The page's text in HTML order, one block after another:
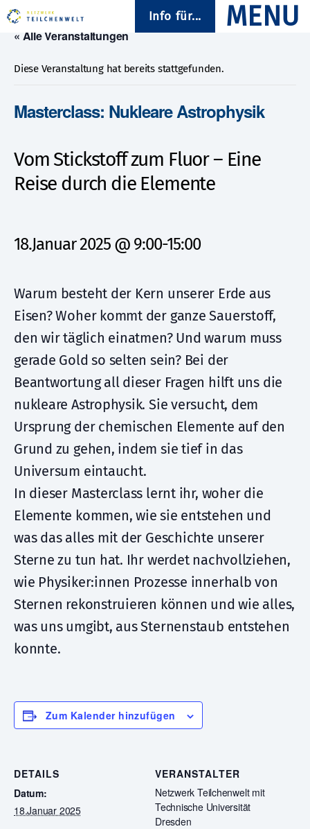
Info für...
« Alle Veranstaltungen
Diese Veranstaltung hat bereits stattgefunden.
Masterclass: Nukleare Astrophysik
Vom Stickstoff zum Fluor – Eine
Reise durch die Elemente
18.Januar 2025 @ 9:00-15:00
Warum besteht der Kern unserer Erde aus
Eisen? Woher kommt der ganze Sauerstoff,
den wir täglich einatmen? Und warum muss
gerade Gold so selten sein? Bei der
Beantwortung all dieser Fragen hilft uns die
nukleare Astrophysik. Sie versucht, dem
Ursprung der chemischen Elemente auf den
Grund zu gehen, indem sie tief in das
Universum eintaucht.
In dieser Masterclass lernt ihr, woher die
Elemente kommen, wie sie entstehen und
was das alles mit der Geschichte unserer
Sterne zu tun hat. Ihr werdet nachvollziehen,
wie Physiker:innen Prozesse innerhalb von
Sternen rekonstruieren können und wie alles,
was uns umgibt, aus Sternenstaub entstehen
konnte.
Zum Kalender hinzufügen
DETAILS
Datum:
18.Januar 2025
VERANSTALTER
Netzwerk Teilchenwelt mit
Technische Universität
Dresden